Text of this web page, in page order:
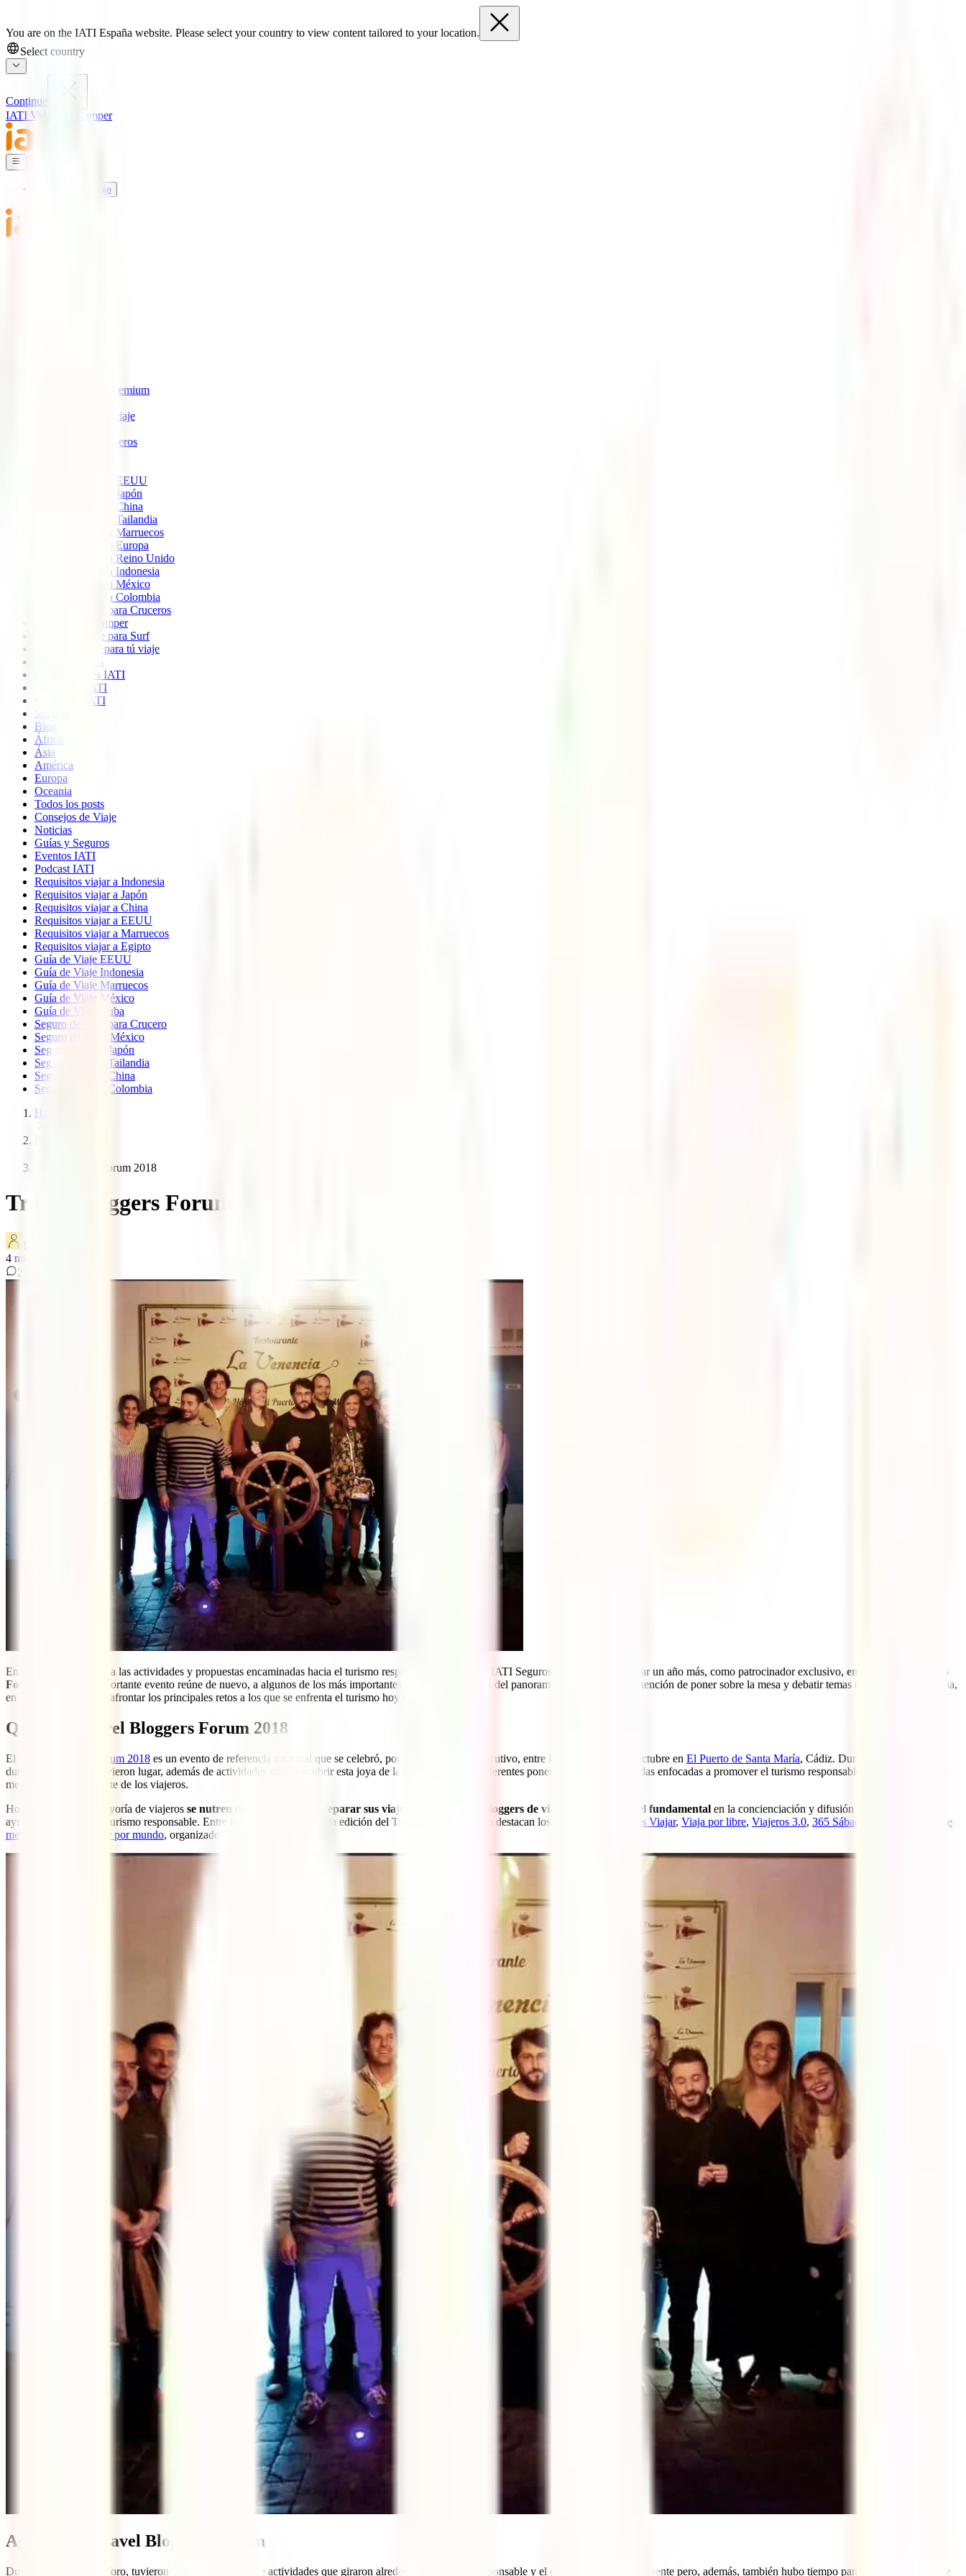
You are on the IATI España website. Please select your country to view content tailored to your location.
Select country
Continue
IATI Vida
IATI Camper
Seguros de Viaje
IATI Anulación Premium
IATI Anual Multiviaje
IATI Grandes Viajeros
Seguro de viaje a EEUU
Seguro de viaje a Japón
Seguro de viaje a China
Seguro de viaje a Tailandia
Seguro de viaje a Marruecos
Seguro de viaje a Europa
Seguro de viaje a Reino Unido
Seguro de viaje a Indonesia
Seguro de viaje a México
Seguro de viaje a Colombia
Seguro de viaje para Cruceros
Seguro para Camper
Seguro de viaje para Surf
Imprescindible para tú viaje
Quiénes somos
Colaboradores IATI
Descuento IATI
Opiniones IATI
Soporte
Blog
África
Ásia
América
Europa
Oceania
Todos los posts
Consejos de Viaje
Noticias
Guías y Seguros
Eventos IATI
Podcast IATI
Requisitos viajar a Indonesia
Requisitos viajar a Japón
Requisitos viajar a China
Requisitos viajar a EEUU
Requisitos viajar a Marruecos
Requisitos viajar a Egipto
Guía de Viaje EEUU
Guía de Viaje Indonesia
Guía de Viaje Marruecos
Guía de Viaje México
Guía de Viaje Cuba
Seguro de viaje para Crucero
Seguro de Viaje México
Seguro de viaje Japón
Seguro de viaje Tailandia
Seguro de viaje China
Seguro de viaje Colombia
Home
Travel blogger forum 2018
Travel Bloggers Forum, un #compromisoIATI
4 minutos de lectura
2
En su constante apoyo a las actividades y propuestas encaminadas hacia el turismo responsable y solidario, IATI Seguros ha vuelto a participar un año más, como patrocinador exclusivo, en el Travel Bloggers
Forum 2018
. Este importante evento reúne de nuevo, a algunos de los más importantes blogueros de viajes del panorama nacional, con la intención de poner sobre la mesa y debatir temas de crucial importancia,
en busca de ideas para afrontar los principales retos a los que se enfrenta el turismo hoy en día.
Qué es el Travel Bloggers Forum 2018
El Travel Bloggers Forum 2018 es un evento de referencia nacional que se celebró, por segundo año consecutivo, entre los días 18 y 21 de octubre en El Puerto de Santa María, Cádiz. Durante los 4 días de
duración del evento tuvieron lugar, además de actividades para descubrir esta joya de la Costa de la Luz, diferentes ponencias y mesas redondas enfocadas a promover el turismo responsable y la protección del
medioambiente por parte de los viajeros.
Hoy en día, la gran mayoría de viajeros se nutren de internet para preparar sus viajes , los bloggers de viajes tienen un papel fundamental en la concienciación y difusión de estas ideas que
ayudan a promover el turismo responsable. Entre los participantes de esta edición del Travel Blogger Forum destacan los bloggers IATI
Guías Viajar, Viaja por libre, Viajeros 3.0, 365 Sábado Viajando
El Viaje
me hizo a mi
A tomar por mundo, organizador del evento.
Agenda del Travel Bloggers Forum
Durante los 4 días del foro, tuvieron lugar un conjunto de actividades que giraron alrededor del turismo responsable y el cuidado del medioambiente pero, además, también hubo tiempo para conocer algunas de